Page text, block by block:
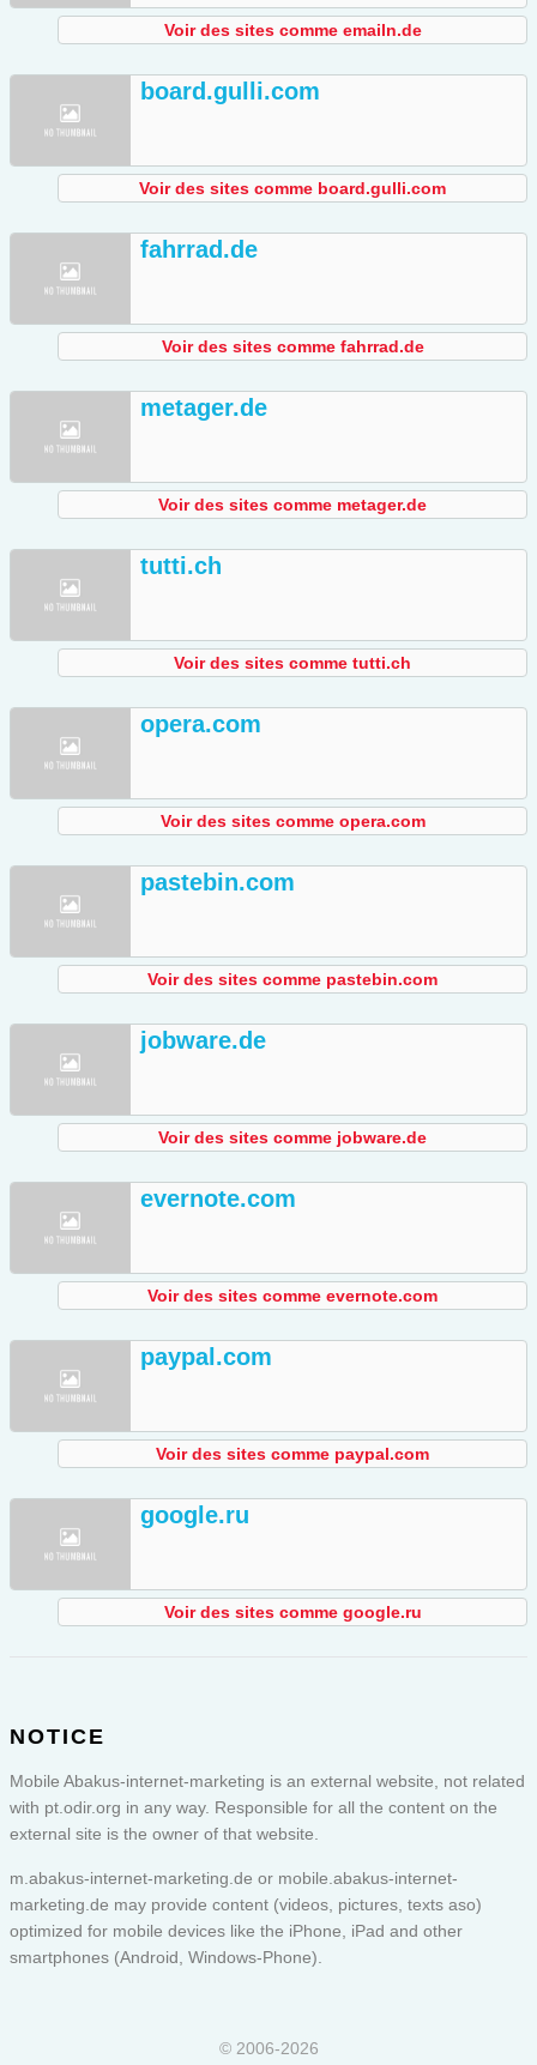
Voir des sites comme emailn.de
board.gulli.com
Voir des sites comme board.gulli.com
fahrrad.de
Voir des sites comme fahrrad.de
metager.de
Voir des sites comme metager.de
tutti.ch
Voir des sites comme tutti.ch
opera.com
Voir des sites comme opera.com
pastebin.com
Voir des sites comme pastebin.com
jobware.de
Voir des sites comme jobware.de
evernote.com
Voir des sites comme evernote.com
paypal.com
Voir des sites comme paypal.com
google.ru
Voir des sites comme google.ru
NOTICE
Mobile Abakus-internet-marketing is an external website, not related
with pt.odir.org in any way. Responsible for all the content on the
external site is the owner of that website.
m.abakus-internet-marketing.de or mobile.abakus-internet-
marketing.de may provide content (videos, pictures, texts aso)
optimized for mobile devices like the iPhone, iPad and other
smartphones (Android, Windows-Phone).
© 2006-2026